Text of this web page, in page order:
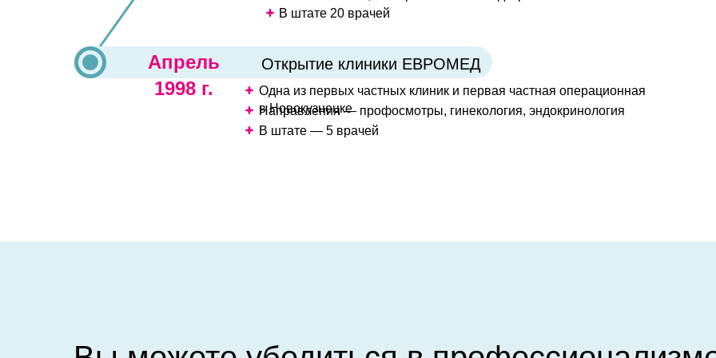
Апрель
1998 г.
Открытие клиники ЕВРОМЕД
Одна из первых частных клиник и первая частная операционная
в Новокузнецке
Направления — профосмотры, гинекология, эндокринология
В штате — 5 врачей
В штате 20 врачей